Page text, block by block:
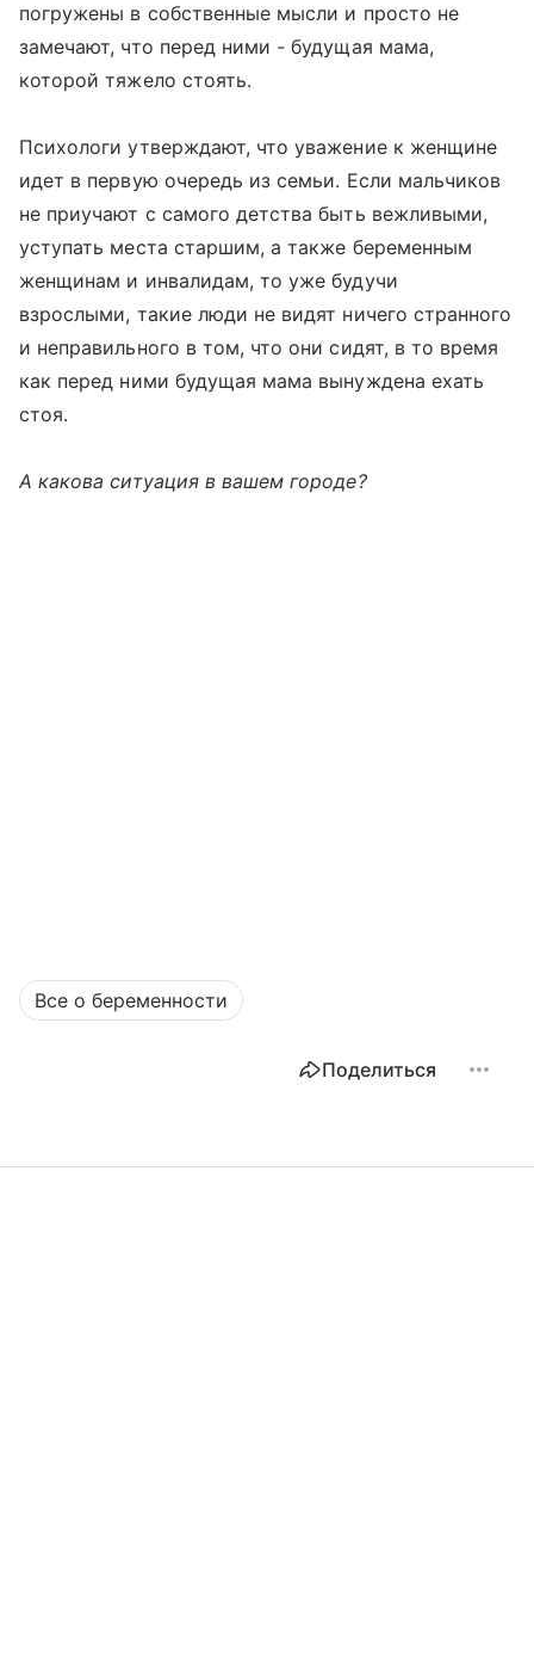
погружены в собственные мысли и просто не
замечают, что перед ними - будущая мама,
которой тяжело стоять.
Психологи утверждают, что уважение к женщине
идет в первую очередь из семьи. Если мальчиков
не приучают с самого детства быть вежливыми,
уступать места старшим, а также беременным
женщинам и инвалидам, то уже будучи
взрослыми, такие люди не видят ничего странного
и неправильного в том, что они сидят, в то время
как перед ними будущая мама вынуждена ехать
стоя.
А какова ситуация в вашем городе?
Все о беременности
Поделиться